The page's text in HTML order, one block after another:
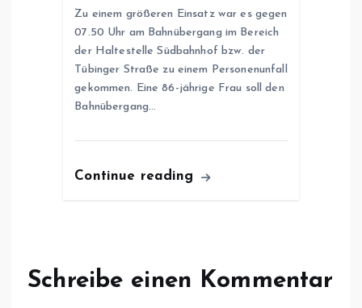
Zu einem größeren Einsatz war es gegen
07.50 Uhr am Bahnübergang im Bereich
der Haltestelle Südbahnhof bzw. der
Tübinger Straße zu einem Personenunfall
gekommen. Eine 86-jährige Frau soll den
Bahnübergang…
Continue reading
Schreibe einen Kommentar